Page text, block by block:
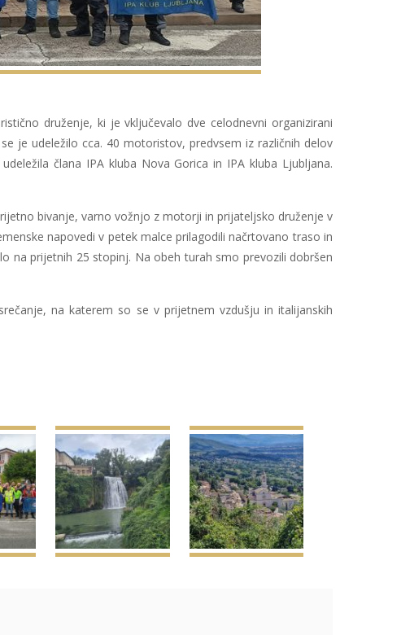
druženje, ki je vključevalo dve celodnevni organizirani
je udeležilo cca. 40 motoristov, predvsem iz različnih delov
člana IPA kluba Nova Gorica in IPA kluba Ljubljana.
bivanje, varno vožnjo z motorji in prijateljsko druženje v
napovedi v petek malce prilagodili načrtovano traso in
na prijetnih 25 stopinj. Na obeh turah smo prevozili dobršen
na katerem so se v prijetnem vzdušju in italijanskih